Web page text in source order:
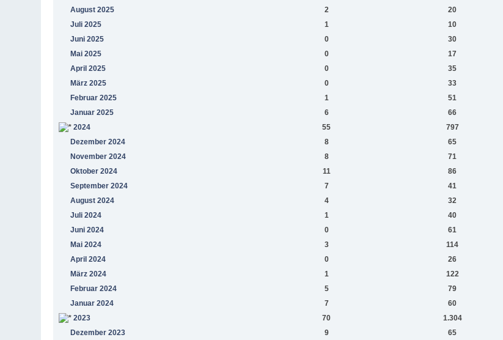
August 2025
2 20
Juli 2025
1 10
Juni 2025
0 30
Mai 2025
0 17
April 2025
0 35
März 2025
0 33
Februar 2025
1 51
Januar 2025
6 66
2024
55 797
Dezember 2024
8 65
November 2024
8 71
Oktober 2024
11 86
September 2024
7 41
August 2024
4 32
Juli 2024
1 40
Juni 2024
0 61
Mai 2024
3 114
April 2024
0 26
März 2024
1 122
Februar 2024
5 79
Januar 2024
7 60
2023
70 1.304
Dezember 2023
9 65